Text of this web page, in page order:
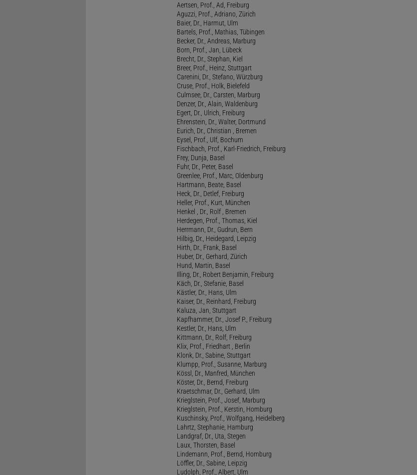
Aertsen, Prof., Ad, Freiburg
Aguzzi, Prof., Adriano, Zürich
Baier, Dr., Harmut, Ulm
Bartels, Prof., Mathias, Tübingen
Becker, Dr., Andreas, Marburg
Born, Prof., Jan, Lübeck
Brecht, Dr., Stephan, Kiel
Breer, Prof., Heinz, Stuttgart
Carenini, Dr., Stefano, Würzburg
Cruse, Prof., Holk, Bielefeld
Culmsee, Dr., Carsten, Marburg
Denzer, Dr., Alain, Waldenburg
Egert, Dr., Ulrich, Freiburg
Ehrenstein, Dr., Walter, Dortmund
Eurich, Dr., Christian , Bremen
Eysel, Prof., Ulf, Bochum
Fischbach, Prof., Karl-Friedrich, Freiburg
Frey, Dunja, Basel
Fuhr, Dr., Peter, Basel
Greenlee, Prof., Marc, Oldenburg
Hartmann, Beate, Basel
Heck, Dr., Detlef, Freiburg
Heller, Prof., Kurt, München
Henkel , Dr., Rolf , Bremen
Herdegen, Prof., Thomas, Kiel
Herrmann, Dr., Gudrun, Bern
Hilbig, Dr., Heidegard, Leipzig
Hirth, Dr., Frank, Basel
Huber, Dr., Gerhard, Zürich
Hund, Martin, Basel
Illing, Dr., Robert Benjamin, Freiburg
Käch, Dr., Stefanie, Basel
Kästler, Dr., Hans, Ulm
Kaiser, Dr., Reinhard, Freiburg
Kaluza, Jan, Stuttgart
Kapfhammer, Dr., Josef P., Freiburg
Kestler, Dr., Hans, Ulm
Kittmann, Dr., Rolf, Freiburg
Klix, Prof., Friedhart , Berlin
Klonk, Dr., Sabine, Stuttgart
Klumpp, Prof., Susanne, Marburg
Kössl, Dr., Manfred, München
Köster, Dr., Bernd, Freiburg
Kraetschmar, Dr., Gerhard, Ulm
Krieglstein, Prof., Josef, Marburg
Krieglstein, Prof., Kerstin, Homburg
Kuschinsky, Prof., Wolfgang, Heidelberg
Lahrtz, Stephanie, Hamburg
Landgraf, Dr., Uta, Stegen
Laux, Thorsten, Basel
Lindemann, Prof., Bernd, Homburg
Löffler, Dr., Sabine, Leipzig
Ludolph, Prof., Albert, Ulm